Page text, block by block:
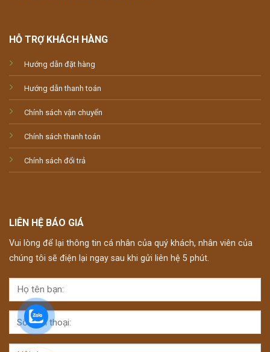
HỖ TRỢ KHÁCH HÀNG
Hướng dẫn đặt hàng
Hướng dẫn thanh toán
Chính sách vận chuyển
Chính sách thanh toán
Chính sách đổi trả
LIÊN HỆ BÁO GIÁ
Vui lòng để lại thông tin cá nhân của quý khách, nhân viên của
chúng tôi sẽ điện lại ngay sau khi gửi liên hệ 5 phút.